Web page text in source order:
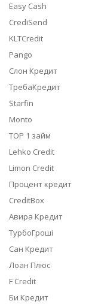
Easy Cash
CrediSend
KLTCredit
Pango
Слон Кредит
ТребаКредит
Starfin
Monto
TOP 1 займ
Lehko Credit
Limon Credit
Процент кредит
CreditBox
Авира Кредит
ТурбоГроші
Сан Кредит
Лоан Плюс
F Credit
Би Кредит